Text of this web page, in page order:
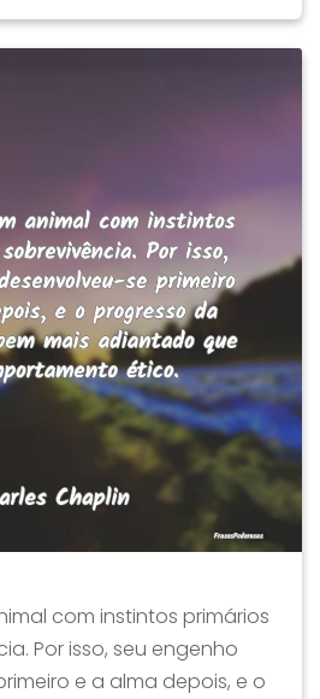
com instintos primários
Por isso, seu engenho
e a alma depois, e o